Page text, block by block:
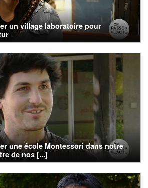
un village laboratoire pour
une école Montessori dans notre
de nos [...]